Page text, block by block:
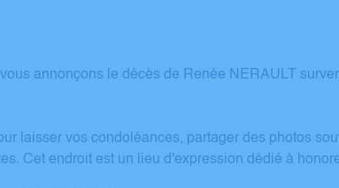
annonçons le décès de Renée NERAULT
laisser vos condoléances, partager des photos
Cet endroit est un lieu d'expression dédié à